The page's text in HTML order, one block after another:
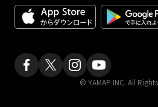
© YAMAP INC. All